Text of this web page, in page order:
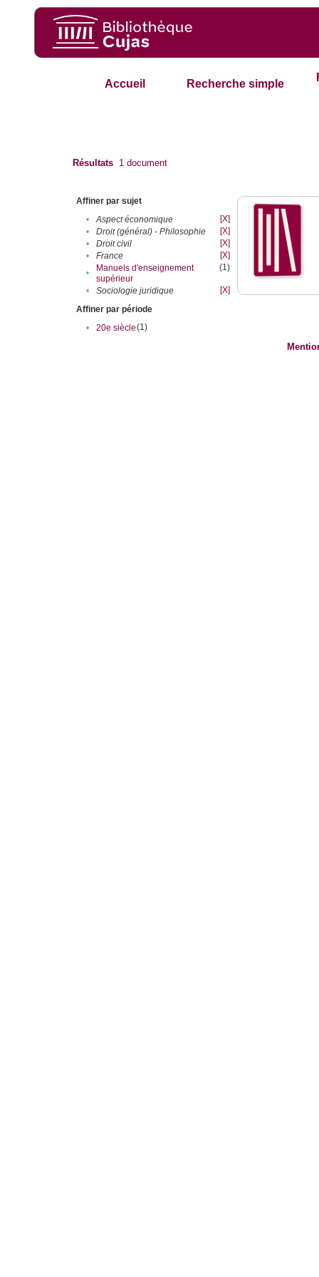
Accueil Recherche simple
Résultats 1 document
Affiner par sujet
•
Aspect économique
[X]
•
Droit (général) - Philosophie
[X]
•
Droit civil
[X]
•
France
[X]
•
Manuels d'enseignement
supérieur
(1)
• Sociologie juridique
[X]
Affiner par période
•
20e siècle(1)